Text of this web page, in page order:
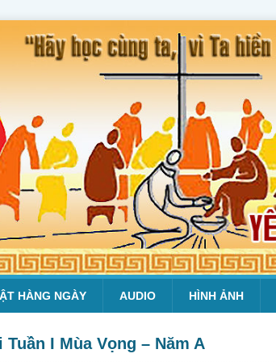
HÀNG NGÀY AUDIO HÌNH ẢNH
I Mùa Vọng – Năm A